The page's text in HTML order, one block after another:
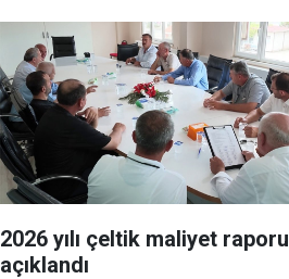
2026 yılı çeltik maliyet raporu
açıklandı